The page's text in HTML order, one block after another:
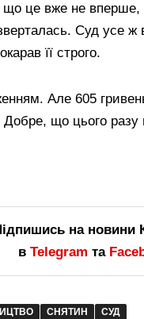
що це вже не вперше,
Суд усе ж
її строго.
Але 605
Добре, що цього
на новини
в Telegram та
СНЯТИН СУД